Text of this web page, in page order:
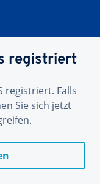
registriert
registriert. Falls
Sie sich jetzt